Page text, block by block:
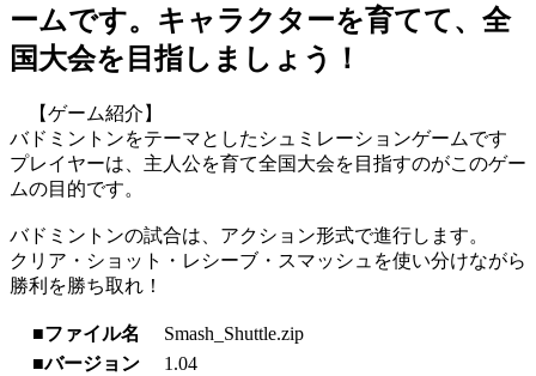
ームです。キャラクターを育てて、全
国大会を目指しましょう！
【ゲーム紹介】
バドミントンをテーマとしたシュミレーションゲームです
プレイヤーは、主人公を育て全国大会を目指すのがこのゲー
ムの目的です。
バドミントンの試合は、アクション形式で進行します。
クリア・ショット・レシーブ・スマッシュを使い分けながら
勝利を勝ち取れ！
■ファイル名
Smash_Shuttle.zip
■バージョン
1.04